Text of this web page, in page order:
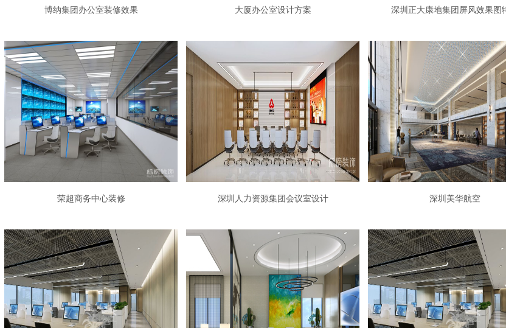
博纳集团办公室装修效果 大厦办公室设计方案 深圳正大康地集团屏风效果图
荣超商务中心装修 深圳人力资源集团会议室设计 深圳美华航空